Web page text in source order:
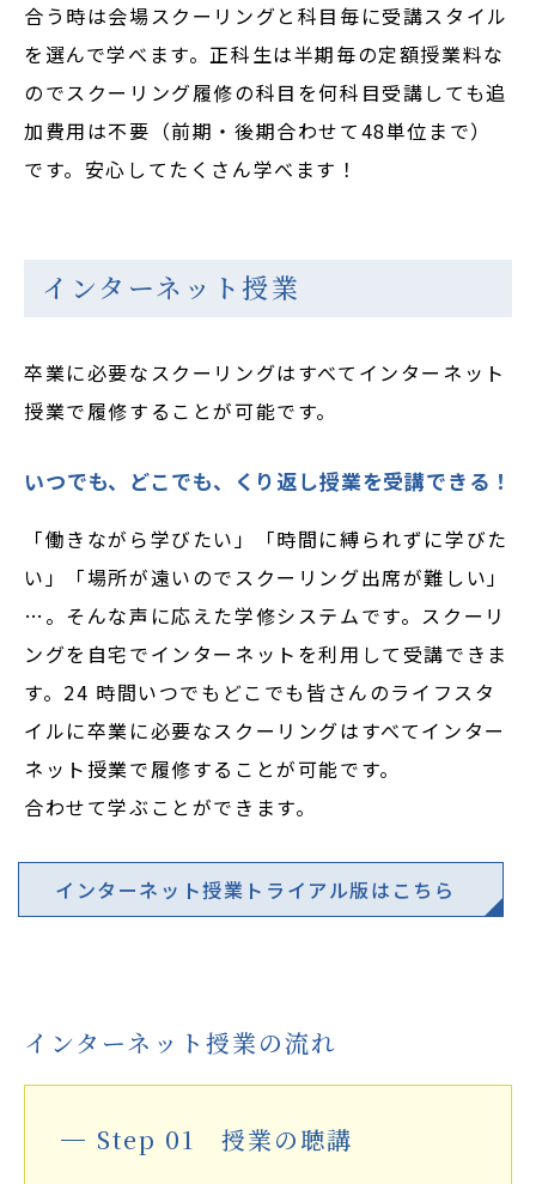
合う時は会場スクーリングと科目毎に受講スタイル
を選んで学べます。正科生は半期毎の定額授業料な
のでスクーリング履修の科目を何科目受講しても追
加費用は不要（前期・後期合わせて48単位まで）
です。安心してたくさん学べます！
インターネット授業
卒業に必要なスクーリングはすべてインターネット
授業で履修することが可能です。
いつでも、どこでも、くり返し授業を受講できる！
「働きながら学びたい」「時間に縛られずに学びた
い」「場所が遠いのでスクーリング出席が難しい」
…。そんな声に応えた学修システムです。スクーリ
ングを自宅でインターネットを利用して受講できま
す。24 時間いつでもどこでも皆さんのライフスタ
イルに卒業に必要なスクーリングはすべてインター
ネット授業で履修することが可能です。
合わせて学ぶことができます。
インターネット授業トライアル版はこちら
インターネット授業の流れ
Step 01 授業の聴講